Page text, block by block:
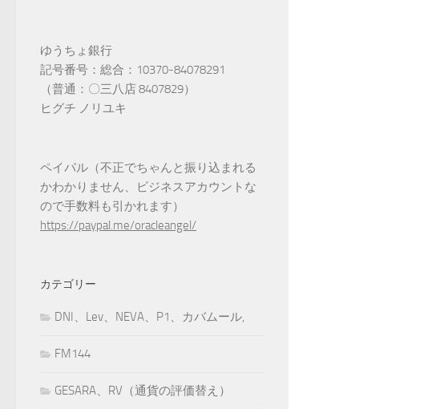
ゆうちょ銀行
記号番号：総合：10370-84078291
（普通：〇三八店 8407829）
ヒグチ ノリユキ
ペイパル（不正でちゃんと振り込まれる
かわかりません、ビジネスアカウントな
ので手数料も引かれます）
https://paypal.me/oracleangel/
カテゴリー
DNI、Lev、NEVA、P1、カバムール,
FM144
GESARA、RV（通貨の評価替え）